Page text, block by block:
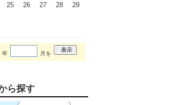
25 26 27 28 29
年 月を
ら探す